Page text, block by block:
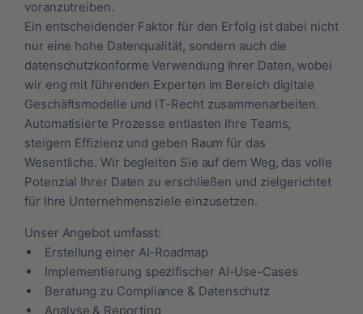
voranzutreiben.
Ein entscheidender Faktor für den Erfolg ist dabei nicht
nur eine hohe Datenqualität, sondern auch die
datenschutzkonforme Verwendung Ihrer Daten, wobei
wir eng mit führenden Experten im Bereich digitale
Geschäftsmodelle und IT-Recht zusammenarbeiten.
Automatisierte Prozesse entlasten Ihre Teams,
steigern Effizienz und geben Raum für das
Wesentliche. Wir begleiten Sie auf dem Weg, das volle
Potenzial Ihrer Daten zu erschließen und zielgerichtet
für Ihre Unternehmensziele einzusetzen.
Unser Angebot umfasst:
Erstellung einer AI-Roadmap
Implementierung spezifischer AI-Use-Cases
Beratung zu Compliance & Datenschutz
Analyse & Reporting